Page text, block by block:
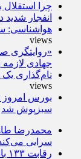
چرا استقلال
انفجار شدید در شن
هواشناسی:
views
«روایتگری
جهادی
نام‌گذاری
views
بورس
سبزپوش شد
محمدرضا
سرایی